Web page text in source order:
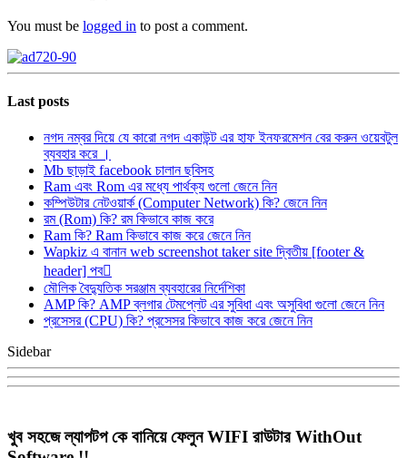
You must be logged in to post a comment.
Last posts
নগদ নম্বর দিয়ে যে কারো নগদ একাউন্ট এর হাফ ইনফরমেশন বের করুন ওয়েবটুল
ব্যবহার করে ।
Mb ছাড়াই facebook চালান ছবিসহ
Ram এবং Rom এর মধ্যে পার্থক্য গুলো জেনে নিন
কম্পিউটার নেটওয়ার্ক (Computer Network) কি? জেনে নিন
রম (Rom) কি? রম কিভাবে কাজ করে
Ram কি? Ram কিভাবে কাজ করে জেনে নিন
Wapkiz এ বানান web screenshot taker site দ্বিতীয় [footer &
header] পব
মৌলিক বৈদ্যুতিক সরঞ্জাম ব্যবহারের নির্দেশিকা
AMP কি? AMP ব্লগার টেমপ্লেট এর সুবিধা এবং অসুবিধা গুলো জেনে নিন
প্রসেসর (CPU) কি? প্রসেসর কিভাবে কাজ করে জেনে নিন
Sidebar
খুব সহজে ল্যাপটপ কে বানিয়ে ফেলুন WIFI রাউটার WithOut